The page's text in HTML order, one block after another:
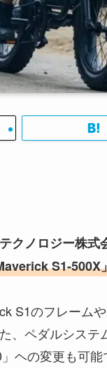
クノロジー株式
S1-500X
S1のフレーム
、ペダルシス
ヘの変更も可